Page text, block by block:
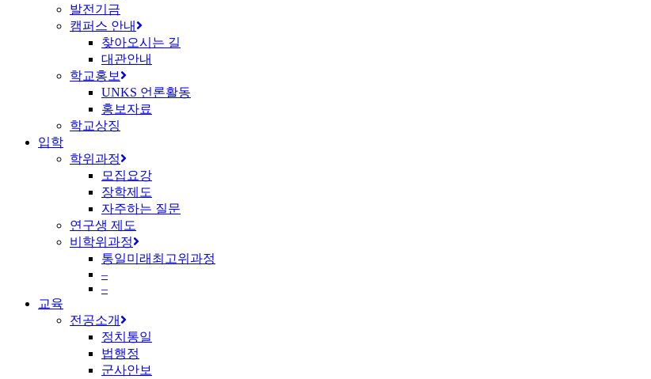
발전기금
캠퍼스 안내
찾아오시는 길
대관안내
학교홍보
UNKS 언론활동
홍보자료
학교상징
입학
학위과정
모집요강
장학제도
자주하는 질문
연구생 제도
비학위과정
통일미래최고위과정
–
–
교육
전공소개
정치통일
법행정
군사안보